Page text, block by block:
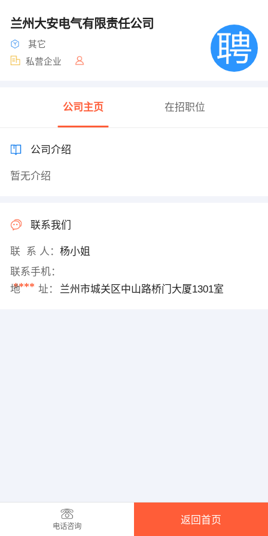
兰州大安电气有限责任公司
其它
私营企业
公司主页 在招职位
公司介绍
暂无介绍
联系我们
联 系 人： 杨小姐
联系手机：
****
地 址： 兰州市城关区中山路桥门大厦1301室
电话咨询
返回首页